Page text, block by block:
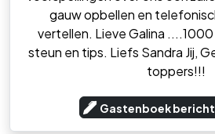
gauw opbellen en
vertellen. Lieve Galina
steun en tips. Liefs Sandra Jij,
toppers!!!
Gastenboek